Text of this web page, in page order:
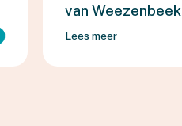
van Weezenbeek
Lees meer